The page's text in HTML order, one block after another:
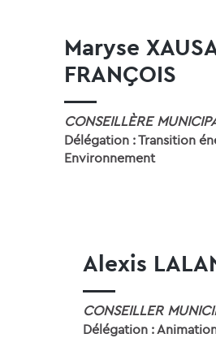
Maryse
FRANÇOIS
CONSEILLÈRE
Délégation : Transition
Environnement
Alexis
CONSEILLER
Délégation :